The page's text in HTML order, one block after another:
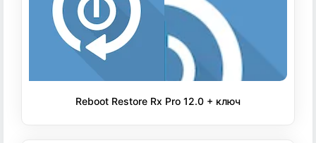
Reboot Restore Rx Pro 12.0 + ключ